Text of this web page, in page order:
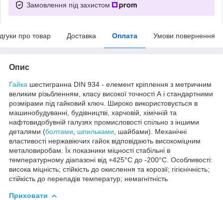
Замовлення під захистом
про товар Доставка Оплата Умови повернення
Опис
Гайка шестигранна DIN 934 - елемент кріплення з метричним
великим різьбленням, класу високої точності А і стандартними
розмірами під гайковий ключ. Широко використовується в
машинобудуванні, будівництві, харчовій, хімічній та
нафтовидобувній галузях промисловості спільно з іншими
деталями (болтами шпильками , шайбами). Механічні
властивості нержавіючих гайок відповідають високоміцним
металовиробам. Їх показники міцності стабільні в
температурному діапазоні від +425°С до -200°С. Особливості:
висока міцність; стійкість до окислення та корозії; гігієнічність;
стійкість до перепадів температур; немагнітність
Приховати